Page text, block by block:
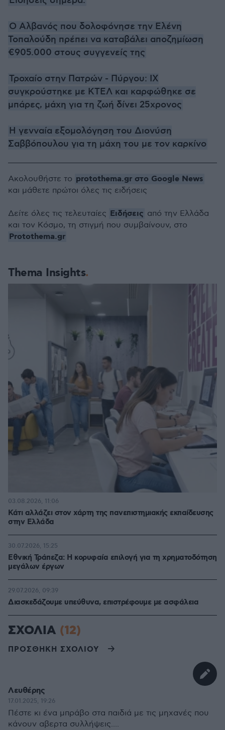
Ο Αλβανός που δολοφόνησε την Ελένη
Τοπαλούδη πρέπει να καταβάλει αποζημίωση
€905.000 στους συγγενείς της
Τροχαίο στην Πατρών - Πύργου: ΙΧ
συγκρούστηκε με ΚΤΕΛ και καρφώθηκε σε
μπάρες, μάχη για τη ζωή δίνει 25χρονος
Η γενναία εξομολόγηση του Διονύση
Σαββόπουλου για τη μάχη του με τον καρκίνο
Thema Insights
Κάτι αλλάζει στον χάρτη της πανεπιστημιακής εκπαίδευσης
στην Ελλάδα
03.08.2026, 11:06
Εθνική Τράπεζα: Η κορυφαία επιλογή για τη χρηματοδότηση
μεγάλων έργων
30.07.2026, 15:25
Διασκεδάζουμε υπεύθυνα, επιστρέφουμε με ασφάλεια
29.07.2026, 09:39
Ακολουθήστε το protothema.gr στο Google News
και μάθετε πρώτοι όλες τις ειδήσεις
Δείτε όλες τις τελευταίες Ειδήσεις από την Ελλάδα
και τον Κόσμο, τη στιγμή που συμβαίνουν, στο
Protothema.gr
ΣΧΟΛΙΑ (12)
ΠΡΟΣΘΗΚΗ ΣΧΟΛΙΟΥ
Λευθέρης
17.01.2025, 19:26
Πέστε κι ένα μπράβο στα παιδιά με τις μηχανές που
κάνουν αβερτα συλλήψεις....